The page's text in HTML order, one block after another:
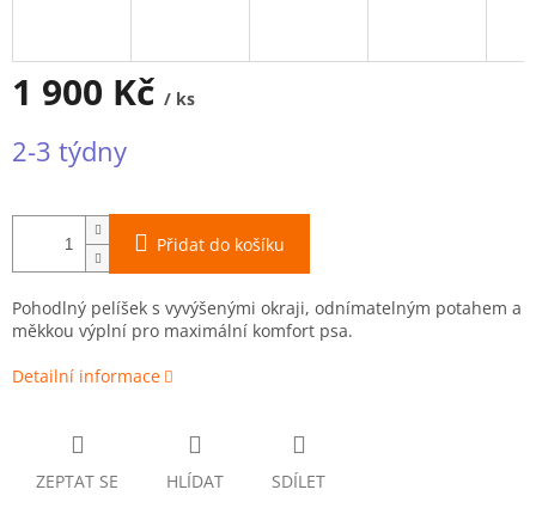
1 900 Kč / ks
cena:
2-3 týdny
Přidat do košíku
Pohodlný pelíšek s vyvýšenými okraji, odnímatelným potahem a
měkkou výplní pro maximální komfort psa.
Detailní informace
ZEPTAT SE HLÍDAT SDÍLET